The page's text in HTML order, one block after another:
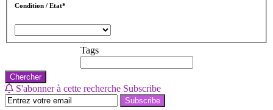
Condition / Etat*
Tags
Chercher
S'abonner à cette recherche Subscribe
Subscribe